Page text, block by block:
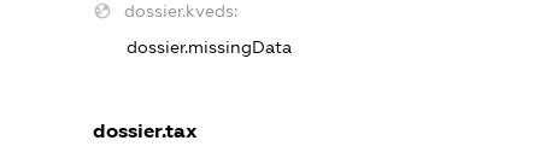
dossier.kveds:
dossier.missingData
dossier.tax